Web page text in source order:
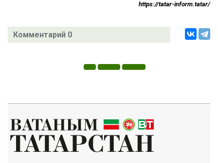
https://tatar-inform.tatar/
Комментарий 0